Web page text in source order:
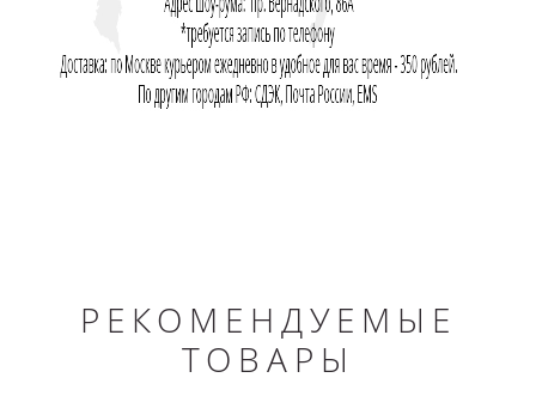
РЕКОМЕНДУЕМЫЕ
ТОВАРЫ